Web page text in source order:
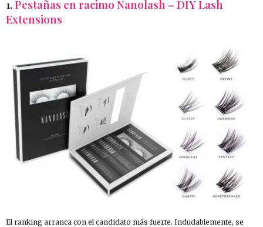
1.Pestañas en racimo Nanolash – DIY Lash
Extensions
El ranking arranca con el candidato más fuerte. Indudablemente, se